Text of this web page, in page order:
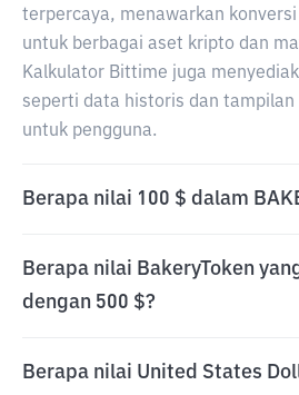
terpercaya, menawarkan
untuk berbagai aset kripto dan
Kalkulator Bittime juga
seperti data historis dan tampilan
untuk pengguna.
Berapa nilai 100 $ dalam
Berapa nilai BakeryToken
dengan 500 $?
Berapa nilai United States